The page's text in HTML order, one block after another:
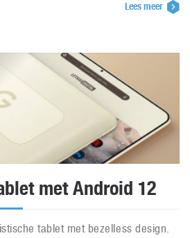
Lees meer
met Android 12
tablet met bezelless design.